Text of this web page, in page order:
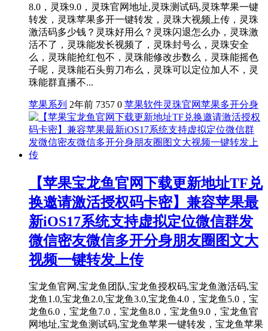
8.0，灵珠9.0，灵珠官网地址,灵珠测试码,灵珠苹果一键
转发，灵珠苹果多开一键转发，灵珠大视频上传，灵珠
激活码多少钱？灵珠好用么？灵珠闪退怎么办，灵珠激
活不了，灵珠能发长视频了，灵珠封号么，灵珠安全
么，灵珠能抢红包不，灵珠能修改步数么，灵珠能摇色
子呢，灵珠能石头剪刀布么，灵珠可以定位加人不，灵
珠能群直播不...
苹果系列 2年前 7357 0 苹果软件灵珠官网苹果多开分身
【苹果宝龙鱼官网下载更新地址TF兑
换邀请激活授权码卡密】兼容苹果最
新iOS17系统支持虚拟定位微信群发
微信密友微信多开分身朋友圈图文大
视频一键转发上传
宝龙鱼官网,宝龙鱼团队,宝龙鱼授权码,宝龙鱼激活码,宝
龙鱼1.0,宝龙鱼2.0,宝龙鱼3.0,宝龙鱼4.0，宝龙鱼5.0，宝
龙鱼6.0，宝龙鱼7.0，宝龙鱼8.0，宝龙鱼9.0，宝龙鱼官
网地址,宝龙鱼测试码,宝龙鱼苹果一键转发，宝龙鱼苹果